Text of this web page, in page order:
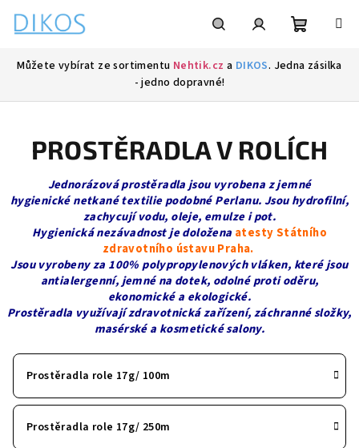
obsah
Můžete vybírat ze sortimentu Nehtik.cz a DIKOS. Jedna zásilka
- jedno dopravné!
PROSTĚRADLA V ROLÍCH
Jednorázová prostěradla jsou vyrobena z jemné
hygienické netkané textilie podobné Perlanu. Jsou hydrofilní,
zachycují vodu, oleje, emulze i pot.
Hygienická nezávadnost je doložena atesty Státního
zdravotního ústavu Praha.
Jsou vyrobeny za 100% polypropylenových vláken, které jsou
antialergenní, jemné na dotek, odolné proti oděru,
ekonomické a ekologické.
Prostěradla využívají zdravotnická zařízení, záchranné složky,
masérské a kosmetické salony.
Prostěradla role 17g/ 100m
Prostěradla role 17g/ 250m